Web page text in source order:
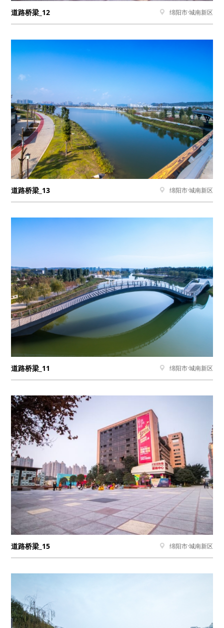
道路桥梁_12  绵阳市·城南新区
道路桥梁_13  绵阳市·城南新区
道路桥梁_11  绵阳市·城南新区
道路桥梁_15  绵阳市·城南新区